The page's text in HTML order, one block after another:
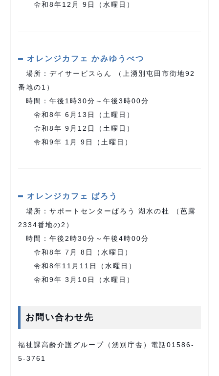
令和8年12⽉ 9⽇（水曜日）
オレンジカフェ かみゆうべつ
場所：デイサービスらん （上湧別屯⽥市街地92
番地の1）
時間：午後1時30分～午後3時00分
令和8年 6⽉13⽇（⼟曜日）
令和8年 9⽉12⽇（⼟曜日）
令和9年 1⽉ 9⽇（土曜日）
オレンジカフェ ばろう
場所：サポートセンターばろう 湖水の杜 （芭露
2334番地の2）
時間：午後2時30分～午後4時00分
令和8年 7⽉ 8⽇（水曜日）
令和8年11⽉11⽇（水曜日）
令和9年 3⽉10⽇（水曜日）
お問い合わせ先
福祉課高齢介護グループ（湧別庁舎）電話01586-
5-3761